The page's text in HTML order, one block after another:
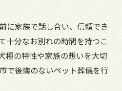
に家族で話し合い、信頼でき
十分なお別れの時間を持つこ
種の特性や家族の想いを大切
で後悔のないペット葬儀を行